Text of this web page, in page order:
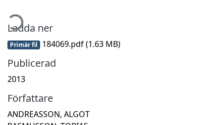
Ladda ner
Primär fil 184069.pdf(1.63 MB)
Publicerad
2013
Författare
ANDREASSON, ALGOT